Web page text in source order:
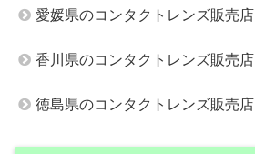
愛媛県のコンタクトレンズ販売店
香川県のコンタクトレンズ販売店
徳島県のコンタクトレンズ販売店